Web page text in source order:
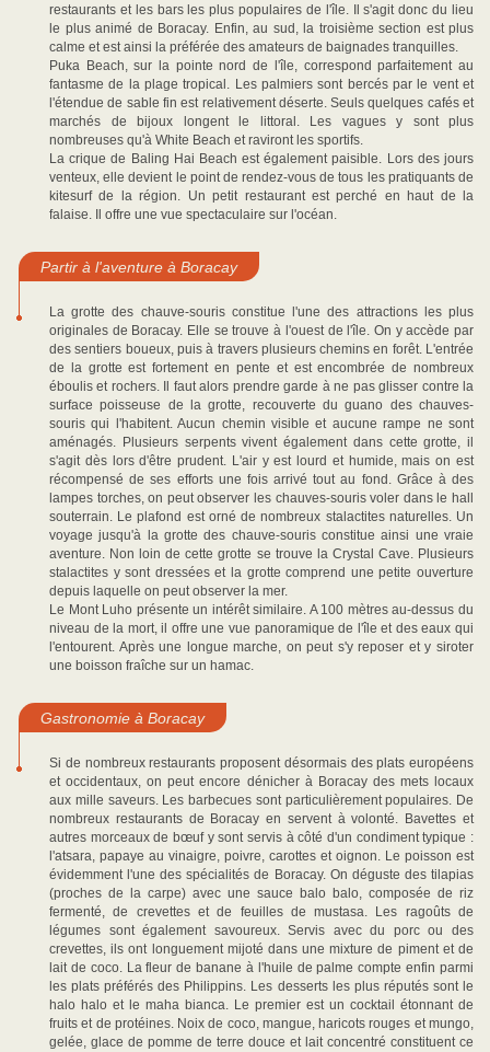
restaurants et les bars les plus populaires de l'île. Il s'agit donc du lieu
le plus animé de Boracay. Enfin, au sud, la troisième section est plus
calme et est ainsi la préférée des amateurs de baignades tranquilles.
Puka Beach, sur la pointe nord de l'île, correspond parfaitement au
fantasme de la plage tropical. Les palmiers sont bercés par le vent et
l'étendue de sable fin est relativement déserte. Seuls quelques cafés et
marchés de bijoux longent le littoral. Les vagues y sont plus
nombreuses qu'à White Beach et raviront les sportifs.
La crique de Baling Hai Beach est également paisible. Lors des jours
venteux, elle devient le point de rendez-vous de tous les pratiquants de
kitesurf de la région. Un petit restaurant est perché en haut de la
falaise. Il offre une vue spectaculaire sur l'océan.
Partir à l'aventure à Boracay
La grotte des chauve-souris constitue l'une des attractions les plus
originales de Boracay. Elle se trouve à l'ouest de l'île. On y accède par
des sentiers boueux, puis à travers plusieurs chemins en forêt. L'entrée
de la grotte est fortement en pente et est encombrée de nombreux
éboulis et rochers. Il faut alors prendre garde à ne pas glisser contre la
surface poisseuse de la grotte, recouverte du guano des chauves-
souris qui l'habitent. Aucun chemin visible et aucune rampe ne sont
aménagés. Plusieurs serpents vivent également dans cette grotte, il
s'agit dès lors d'être prudent. L'air y est lourd et humide, mais on est
récompensé de ses efforts une fois arrivé tout au fond. Grâce à des
lampes torches, on peut observer les chauves-souris voler dans le hall
souterrain. Le plafond est orné de nombreux stalactites naturelles. Un
voyage jusqu'à la grotte des chauve-souris constitue ainsi une vraie
aventure. Non loin de cette grotte se trouve la Crystal Cave. Plusieurs
stalactites y sont dressées et la grotte comprend une petite ouverture
depuis laquelle on peut observer la mer.
Le Mont Luho présente un intérêt similaire. A 100 mètres au-dessus du
niveau de la mort, il offre une vue panoramique de l'île et des eaux qui
l'entourent. Après une longue marche, on peut s'y reposer et y siroter
une boisson fraîche sur un hamac.
Gastronomie à Boracay
Si de nombreux restaurants proposent désormais des plats européens
et occidentaux, on peut encore dénicher à Boracay des mets locaux
aux mille saveurs. Les barbecues sont particulièrement populaires. De
nombreux restaurants de Boracay en servent à volonté. Bavettes et
autres morceaux de bœuf y sont servis à côté d'un condiment typique :
l'atsara, papaye au vinaigre, poivre, carottes et oignon. Le poisson est
évidemment l'une des spécialités de Boracay. On déguste des tilapias
(proches de la carpe) avec une sauce balo balo, composée de riz
fermenté, de crevettes et de feuilles de mustasa. Les ragoûts de
légumes sont également savoureux. Servis avec du porc ou des
crevettes, ils ont longuement mijoté dans une mixture de piment et de
lait de coco. La fleur de banane à l'huile de palme compte enfin parmi
les plats préférés des Philippins. Les desserts les plus réputés sont le
halo halo et le maha bianca. Le premier est un cocktail étonnant de
fruits et de protéines. Noix de coco, mangue, haricots rouges et mungo,
gelée, glace de pomme de terre douce et lait concentré constituent ce